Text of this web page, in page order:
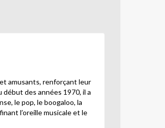
amusants, renforçant leur
des années 1970, il a
le pop, le boogaloo, la
l’oreille musicale et le